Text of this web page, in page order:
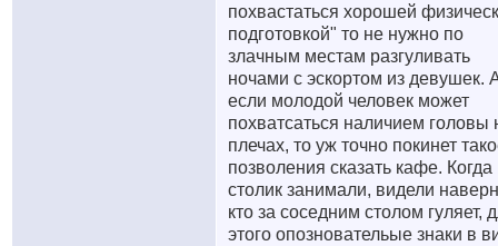
похвастаться хорошей
подготовкой" то не нужно по
злачным местам разгуливать
ночами с эскортом из девушек.
если молодой человек может
похватсаться наличием головы
плечах, то уж точно покинет
позволения сказать кафе. Когда
столик занимали, видели
кто за соседним столом гуляет,
этого опозновательые знаки в